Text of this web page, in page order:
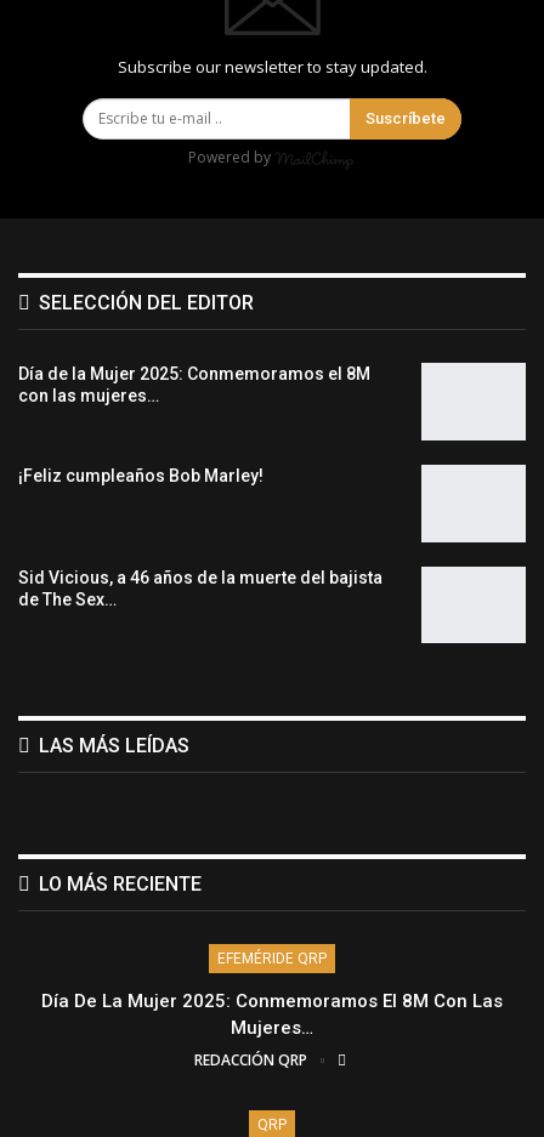
Subscribe our newsletter to stay updated.
Suscríbete
Powered by
SELECCIÓN DEL EDITOR
Día de la Mujer 2025: Conmemoramos el 8M
con las mujeres…
¡Feliz cumpleaños Bob Marley!
Sid Vicious, a 46 años de la muerte del bajista
de The Sex…
LAS MÁS LEÍDAS
LO MÁS RECIENTE
EFEMÉRIDE QRP
Día De La Mujer 2025: Conmemoramos El 8M Con Las
Mujeres…
REDACCIÓN QRP
QRP